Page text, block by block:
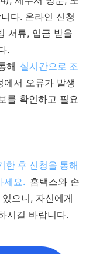
다. 온라인 신청
서류, 입금 받을
.
해 실시간으로 조
서 오류가 발생
를 확인하고 필요
한 후 신청을 통해
세요. 홈택스와 손
으니, 자신에게
시길 바랍니다.